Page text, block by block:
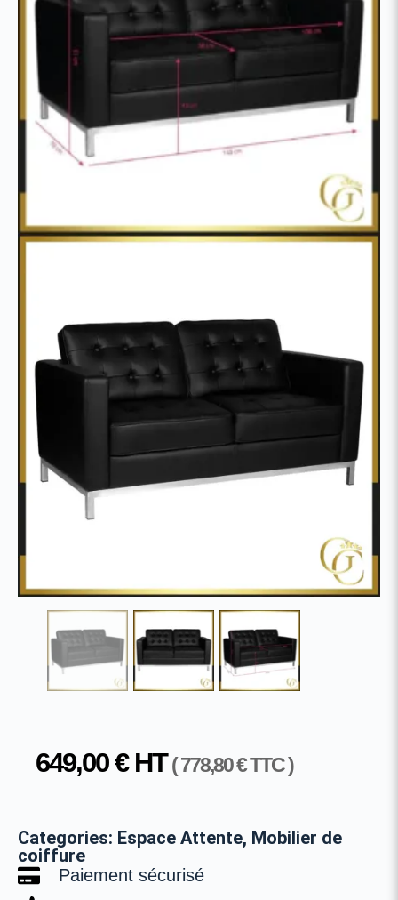
649,00€HT (778,80€TTC )
Categories: Espace Attente, Mobilier de
coiffure
Paiement sécurisé